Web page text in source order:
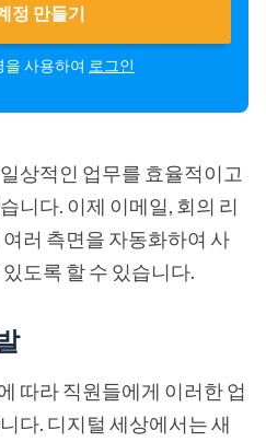
정 만들기
을 사용하여 로그인
상적인 업무를 효율적이고
니다. 이제 이메일, 회의 리
러 측면을 자동화하여 사
도록 할 수 있습니다.
따라 직원들에게 이러한 업
다. 디지털 세상에서는 새